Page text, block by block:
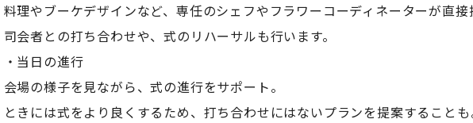
料理やブーケデザインなど、専任のシェフやフラワーコーディネーターが直接
司会者との打ち合わせや、式のリハーサルも行います。
・当日の進行
会場の様子を見ながら、式の進行をサポート。
ときには式をより良くするため、打ち合わせにはないプランを提案することも